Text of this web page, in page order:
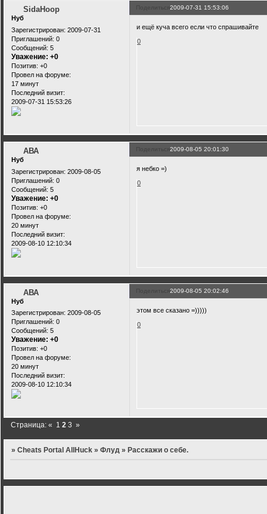
Поделиться2009-07-31 15:53:06
SidaHoop
Нуб
Зарегистрирован: 2009-07-31
Приглашений: 0
Сообщений: 5
Уважение: +0
Позитив: +0
Провел на форуме:
17 минут
Последний визит:
2009-07-31 15:53:26
и ещё куча всего если что спрашивайте
0
Поделиться2009-08-05 20:01:30
АВА
Нуб
Зарегистрирован: 2009-08-05
Приглашений: 0
Сообщений: 5
Уважение: +0
Позитив: +0
Провел на форуме:
20 минут
Последний визит:
2009-08-10 12:10:34
я небко =)
0
Поделиться2009-08-05 20:02:46
АВА
Нуб
Зарегистрирован: 2009-08-05
Приглашений: 0
Сообщений: 5
Уважение: +0
Позитив: +0
Провел на форуме:
20 минут
Последний визит:
2009-08-10 12:10:34
этом все сказано =)))))
0
Страница:« 1 2 3 »
»Cheats Portal AllHuck »Флуд » Расскажи о себе.